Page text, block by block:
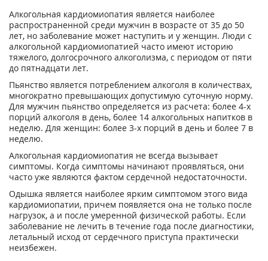
Алкогольная кардиомиопатия является наиболее
распространенной среди мужчин в возрасте от 35 до 50
лет, но заболевание может наступить и у женщин. Люди с
алкогольной кардиомиопатией часто имеют историю
тяжелого, долгосрочного алкоголизма, с периодом от пяти
до пятнадцати лет.
Пьянство является потреблением алкоголя в количествах,
многократно превышающих допустимую суточную норму.
Для мужчин пьянство определяется из расчета: более 4-х
порций алкоголя в день, более 14 алкогольных напитков в
неделю. Для женщин: более 3-х порций в день и более 7 в
неделю.
Алкогольная кардиомиопатия не всегда вызывает
симптомы. Когда симптомы начинают проявляться, они
часто уже являются фактом сердечной недостаточности.
Одышка является наиболее ярким симптомом этого вида
кардиомиопатии, причем появляется она не только после
нагрузок, а и после умеренной физической работы. Если
заболевание не лечить в течение года после диагностики,
летальный исход от сердечного приступа практически
неизбежен.